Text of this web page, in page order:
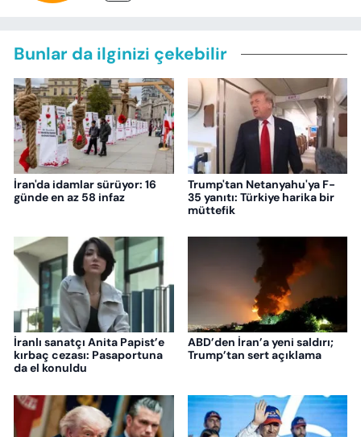
Bunlar da ilginizi çekebilir
İran'da idamlar sürüyor: 16
günde en az 58 infaz
Trump'tan Netanyahu'ya F-
35 yanıtı: Türkiye harika bir
müttefik
İranlı sanatçı Anita Papist’e
kırbaç cezası: Pasaportuna
da el konuldu
ABD’den İran’a yeni saldırı;
Trump’tan sert açıklama